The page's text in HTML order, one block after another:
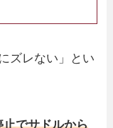
ズレない」とい
止でサドルから